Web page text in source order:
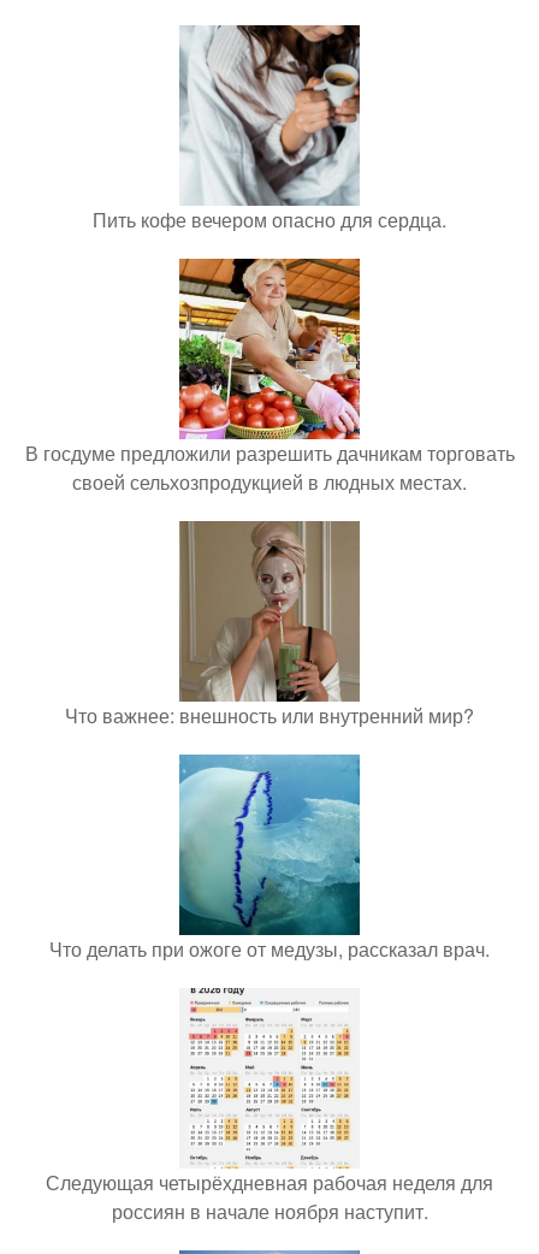
Пить кофе вечером опасно для сердца.
В госдуме предложили разрешить дачникам торговать
своей сельхозпродукцией в людных местах.
Что важнее: внешность или внутренний мир?
Что делать при ожоге от медузы, рассказал врач.
Следующая четырёхдневная рабочая неделя для
россиян в начале ноября наступит.